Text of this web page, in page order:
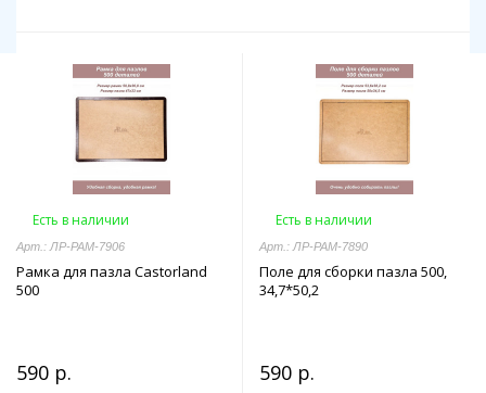
Есть в наличии
Арт.: ЛР-РАМ-7906
Рамка для пазла Castorland
500
590 р.
Есть в наличии
Арт.: ЛР-РАМ-7890
Поле для сборки пазла 500,
34,7*50,2
590 р.